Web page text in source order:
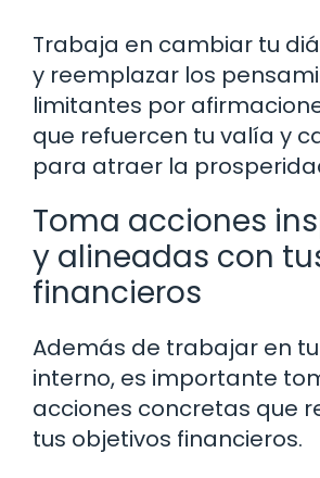
Trabaja en cambiar tu
y reemplazar los
limitantes por
que refuercen tu valía y
para atraer la
Toma acciones
y alineadas con
financieros
Además de trabajar en
interno, es importante
acciones concretas que
tus objetivos financieros.